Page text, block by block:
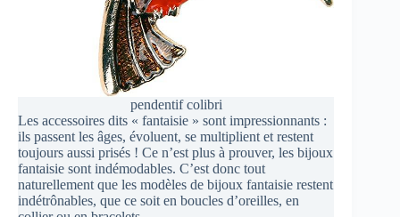
pendentif colibri
Les accessoires dits « fantaisie » sont impressionnants :
ils passent les âges, évoluent, se multiplient et restent
toujours aussi prisés ! Ce n’est plus à prouver, les bijoux
fantaisie sont indémodables. C’est donc tout
naturellement que les modèles de bijoux fantaisie restent
indétrônables, que ce soit en boucles d’oreilles, en